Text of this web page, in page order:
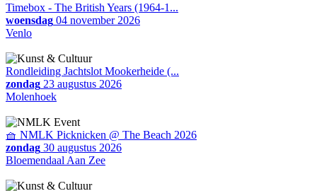
Timebox - The British Years (1964-1...
woensdag 04 november 2026
Venlo
Rondleiding Jachtslot Mookerheide (...
zondag 23 augustus 2026
Molenhoek
🧺 NMLK Picknicken @ The Beach 2026
zondag 30 augustus 2026
Bloemendaal Aan Zee